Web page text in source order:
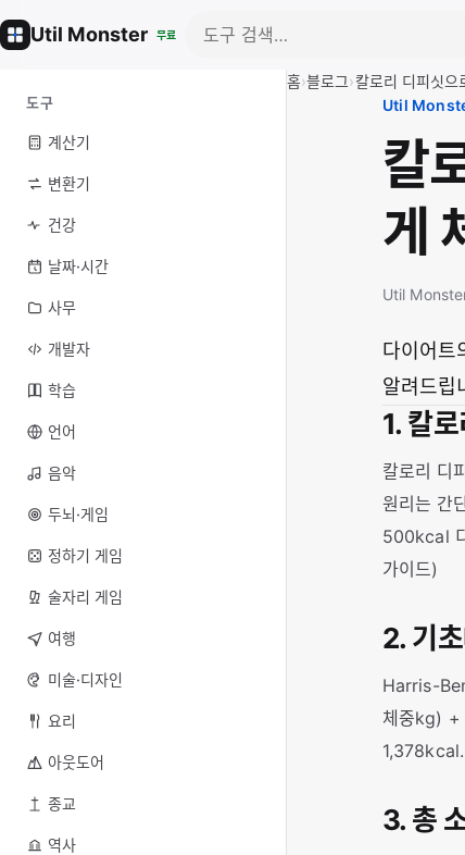
Util Monster 무료
도구
계산기
변환기
건강
날짜·시간
사무
개발자
학습
언어
음악
두뇌·게임
정하기 게임
술자리 게임
여행
미술·디자인
요리
아웃도어
종교
역사
홈›블로그›칼로리 디피싯으
Util
칼
게
Util
다이어트
알려드립
1. 칼
칼로리 디
원리는 간
500kcal
가이드)
2. 기
Harris-
체중kg)
3. 총